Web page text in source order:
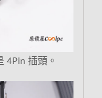
4Pin 插頭。